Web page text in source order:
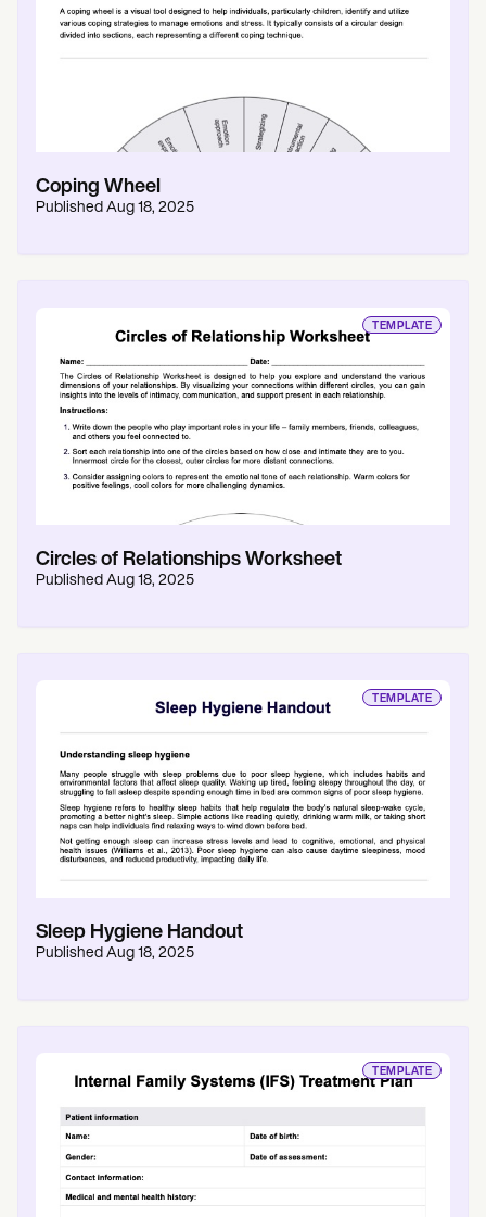
Coping Wheel
Published Aug 18, 2025
TEMPLATE
Circles of Relationships Worksheet
Published Aug 18, 2025
TEMPLATE
Sleep Hygiene Handout
Published Aug 18, 2025
TEMPLATE